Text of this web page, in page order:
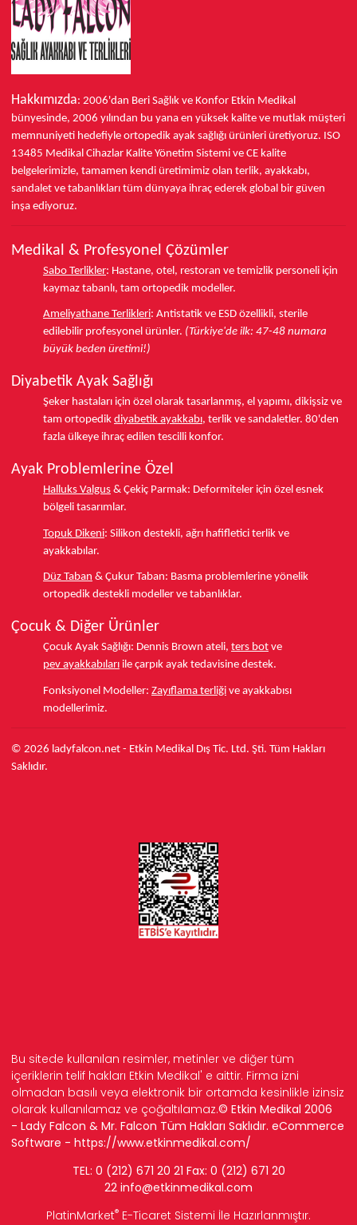
Falconkadın hac ayakkabıları
çok daha fazlasını sunar. Bu, kutsal yolculuğunuzda size eşlik
edecek, konforu, güvenliği ve zarafeti birleştiren özel bir
Hakkımızda: 2006'dan Beri Sağlık ve Konfor Etkin Medikal
bünyesinde, 2006 yılından bu yana en yüksek kalite ve mutlak müşteri
memnuniyeti hedefiyle ortopedik ayak sağlığı ürünleri üretiyoruz. ISO
13485 Medikal Cihazlar Kalite Yönetim Sistemi ve CE kalite
belgelerimizle, tamamen kendi üretimimiz olan terlik, ayakkabı,
sandalet ve tabanlıkları tüm dünyaya ihraç ederek global bir güven
inşa ediyoruz.
Medikal & Profesyonel Çözümler
Sabo Terlikler: Hastane, otel, restoran ve temizlik personeli için
kaymaz tabanlı, tam ortopedik modeller.
Ameliyathane Terlikleri: Antistatik ve ESD özellikli, sterile
edilebilir profesyonel ürünler. (Türkiye'de ilk: 47-48 numara
büyük beden üretimi!)
Diyabetik Ayak Sağlığı
Şeker hastaları için özel olarak tasarlanmış, el yapımı, dikişsiz ve
tam ortopedik diyabetik ayakkabı, terlik ve sandaletler. 80'den
fazla ülkeye ihraç edilen tescilli konfor.
Ayak Problemlerine Özel
Halluks Valgus & Çekiç Parmak: Deformiteler için özel esnek
bölgeli tasarımlar.
Topuk Dikeni: Silikon destekli, ağrı hafifletici terlik ve
ayakkabılar.
Düz Taban & Çukur Taban: Basma problemlerine yönelik
ortopedik destekli modeller ve tabanlıklar.
Çocuk & Diğer Ürünler
Çocuk Ayak Sağlığı: Dennis Brown ateli, ters bot ve
pev ayakkabıları ile çarpık ayak tedavisine destek.
Fonksiyonel Modeller: Zayıflama terliği ve ayakkabısı
modellerimiz.
© 2026 ladyfalcon.net - Etkin Medikal Dış Tic. Ltd. Şti. Tüm Hakları
Saklıdır.
Bu sitede kullanılan resimler, metinler ve diğer tüm
içeriklerin telif hakları Etkin Medikal' e aittir. Firma izni
olmadan basılı veya elektronik bir ortamda kesinlikle izinsiz
olarak kullanılamaz ve çoğaltılamaz.© Etkin Medikal 2006
- Lady Falcon & Mr. Falcon Tüm Hakları Saklıdır. eCommerce
Software - https://www.etkinmedikal.com/
TEL: 0 (212) 671 20 21 Fax: 0 (212) 671 20
22 info@etkinmedikal.com
PlatinMarket® E-Ticaret Sistemi İle Hazırlanmıştır.